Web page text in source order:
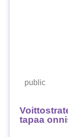
public
tapaa